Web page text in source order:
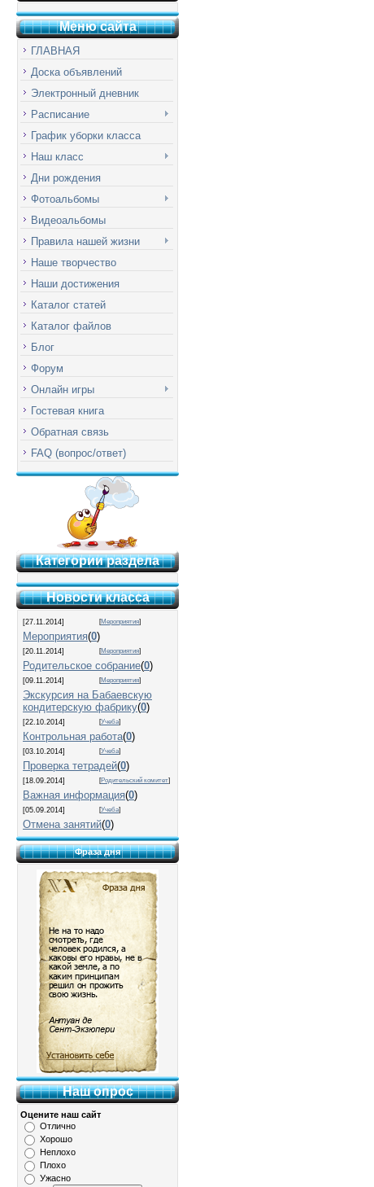
Меню сайта
ГЛАВНАЯ
Доска объявлений
Электронный дневник
Расписание
График уборки класса
Наш класс
Дни рождения
Фотоальбомы
Видеоальбомы
Правила нашей жизни
Наше творчество
Наши достижения
Каталог статей
Каталог файлов
Блог
Форум
Онлайн игры
Гостевая книга
Обратная связь
FAQ (вопрос/ответ)
Категории раздела
Новости класса
[27.11.2014] [Мероприятия]
Мероприятия(0)
[20.11.2014] [Мероприятия]
Родительское собрание(0)
[09.11.2014] [Мероприятия]
Экскурсия на Бабаевскую
кондитерскую фабрику(0)
[22.10.2014] [Учеба]
Контрольная работа(0)
[03.10.2014] [Учеба]
Проверка тетрадей(0)
[18.09.2014] [Родительский комитет]
Важная информация(0)
[05.09.2014] [Учеба]
Отмена занятий(0)
Фраза дня
Наш опрос
Оцените наш сайт
Отлично
Хорошо
Неплохо
Плохо
Ужасно